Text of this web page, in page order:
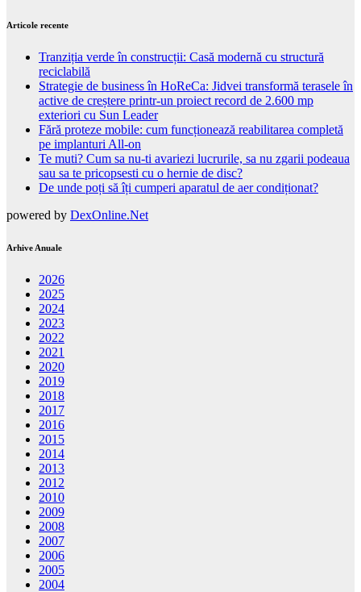
Articole recente
Tranziția verde în construcții: Casă modernă cu structură
reciclabilă
Strategie de business în HoReCa: Jidvei transformă terasele în
active de creștere printr-un proiect record de 2.600 mp
exteriori cu Sun Leader
Fără proteze mobile: cum funcționează reabilitarea completă
pe implanturi All-on
Te muti? Cum sa nu-ti avariezi lucrurile, sa nu zgarii podeaua
sau sa te pricopsesti cu o hernie de disc?
De unde poți să îți cumperi aparatul de aer condiționat?
powered by DexOnline.Net
Arhive Anuale
2026
2025
2024
2023
2022
2021
2020
2019
2018
2017
2016
2015
2014
2013
2012
2010
2009
2008
2007
2006
2005
2004